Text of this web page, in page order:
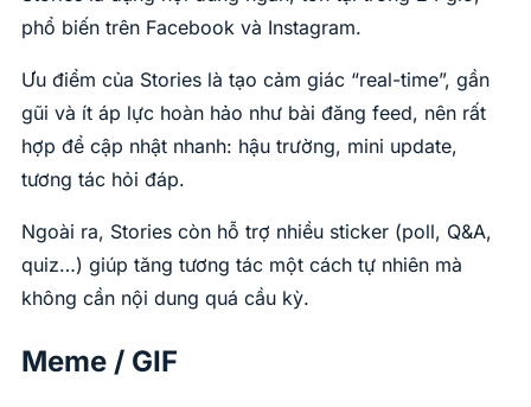
phổ biến trên Facebook và Instagram.
Ưu điểm của Stories là tạo cảm giác “real-time”, gần
gũi và ít áp lực hoàn hảo như bài đăng feed, nên rất
hợp để cập nhật nhanh: hậu trường, mini update,
tương tác hỏi đáp.
Ngoài ra, Stories còn hỗ trợ nhiều sticker (poll, Q&A,
quiz…) giúp tăng tương tác một cách tự nhiên mà
không cần nội dung quá cầu kỳ.
Meme / GIF